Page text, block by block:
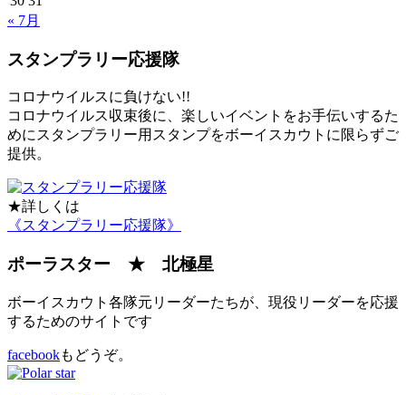
« 7月
スタンプラリー応援隊
コロナウイルスに負けない!!
コロナウイルス収束後に、楽しいイベントをお手伝いするた
めにスタンプラリー用スタンプをボーイスカウトに限らずご
提供。
★詳しくは
《スタンプラリー応援隊》
ポーラスター ★ 北極星
ボーイスカウト各隊元リーダーたちが、現役リーダーを応援
するためのサイトです
facebookもどうぞ。